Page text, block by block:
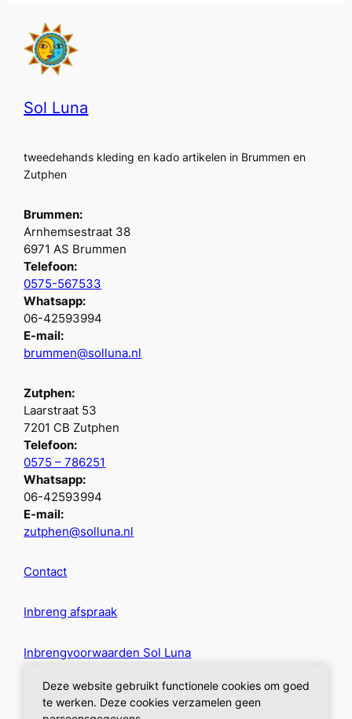
Sol Luna
tweedehands kleding en kado artikelen in Brummen en
Zutphen
Brummen:
Arnhemsestraat 38
6971 AS Brummen
Telefoon:
0575-567533
Whatsapp:
06-42593994
E-mail:
brummen@solluna.nl
Zutphen:
Laarstraat 53
7201 CB Zutphen
Telefoon:
0575 – 786251
Whatsapp:
06-42593994
E-mail:
zutphen@solluna.nl
Contact
Inbreng afspraak
Inbrengvoorwaarden Sol Luna
Privacybeleid
Deze website gebruikt functionele cookies om goed
te werken. Deze cookies verzamelen geen